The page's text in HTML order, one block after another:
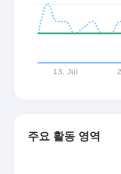
주요 활동 영역